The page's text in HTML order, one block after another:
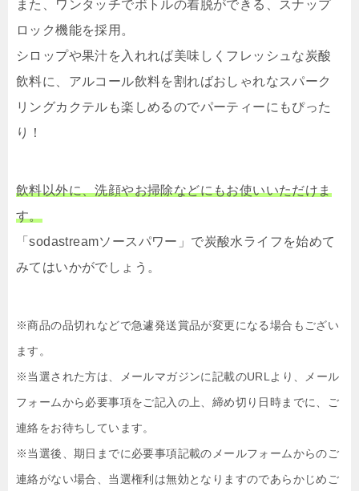
また、ワンタッチでボトルの着脱ができる、スナップ
ロック機能を採用。
シロップや果汁を入れれば美味しくフレッシュな炭酸
飲料に、アルコール飲料を割ればおしゃれなスパーク
リングカクテルも楽しめるのでパーティーにもぴった
り！
飲料以外に、洗顔やお掃除などにもお使いいただけま
す。
「sodastreamソースパワー」で炭酸水ライフを始めて
みてはいかがでしょう。
※商品の品切れなどで急遽発送賞品が変更になる場合もござい
ます。
※当選された方は、メールマガジンに記載のURLより、メール
フォームから必要事項をご記入の上、締め切り日時までに、ご
連絡をお待ちしています。
※当選後、期日までに必要事項記載のメールフォームからのご
連絡がない場合、当選権利は無効となりますのであらかじめご